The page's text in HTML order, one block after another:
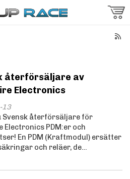
återförsäljare av
Electronics
13
Svensk återförsäljare för
Electronics PDM:er och
En PDM (Kraftmodul) ersätter
och reläer, de…